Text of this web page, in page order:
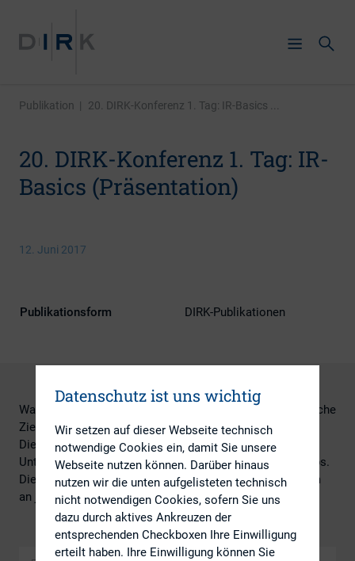
Publikation | 20. DIRK-Konferenz 1. Tag: IR-Basics ...
20. DIRK-Konferenz 1. Tag: IR-
Basics (Präsentation)
12. Juni 2017
Publikationsform DIRK-Publikationen
Was ist eigentlich Investor Relations? Was sind wesentliche
Ziele der IR-Tätigkeit, was die wesentliche Instrumente.
Dies und ein Überblick über die Grundzüge der
Unternehmensbewertung sind die Themen des Workshops.
Die Vorträge der beiden Referenten richten sich vor allem
an junge IR-Kolleginnen und -Kollegen.
Datenschutz ist uns wichtig
Wir setzen auf dieser Webseite technisch
notwendige Cookies ein, damit Sie unsere
Webseite nutzen können. Darüber hinaus
nutzen wir die unten aufgelisteten technisch
nicht notwendigen Cookies, sofern Sie uns
dazu durch aktives Ankreuzen der
entsprechenden Checkboxen Ihre Einwilligung
erteilt haben. Ihre Einwilligung können Sie